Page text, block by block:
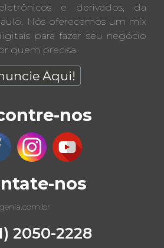
e derivados, da
Nós oferecemos um míx
para fazer seu negócio
quem precisa.
Aqui!
nos
nos
2050-2228